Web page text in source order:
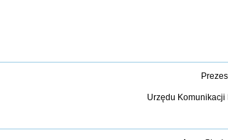
Prezes
Urzędu Komunikacji